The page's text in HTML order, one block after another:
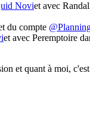
Noviet avec
du compte
et avec Peremptoire
et quant à moi,